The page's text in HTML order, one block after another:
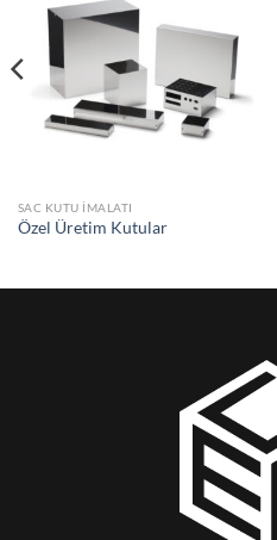
SAC KUTU İMALATI
Özel Üretim Kutular